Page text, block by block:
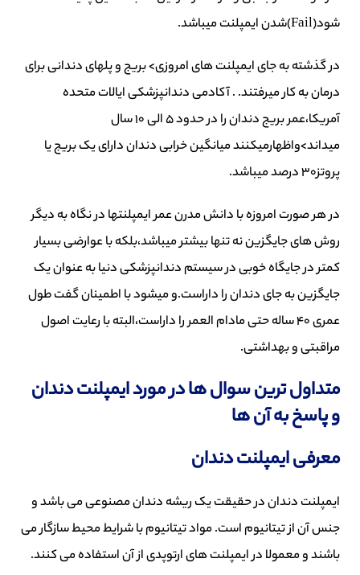
شود(Fail)شدن ایمپلنت میباشد.
در گذشته به جای ایمپلنت های امروزی> بریج و پلهای دندانی برای
درمان به کار میرفتند. . آکادمی دندانپزشکی ایالات متحده
آمریکا،عمر بریج دندان را در حدود 5 الی 10 سال
میداند>واظهارمیکنند میانگین خرابی دندان دارای یک بریج یا
پروتز30 درصد میباشد.
در هر صورت امروزه با دانش مدرن عمر ایمپلنتها در نگاه به دیگر
روش های جایگزین نه تنها بیشتر میباشد،بلکه با عوارضی بسیار
کمتر در جایگاه خوبی در سیستم دندانپزشکی دنیا به عنوان یک
جایگزین به جای دندان را داراست.و میشود با اطمینان گفت طول
عمری 40 ساله حتی مادام العمر را داراست،البته با رعایت اصول
مراقبتی و بهداشتی.
متداول ترین سوال ها در مورد ایمپلنت دندان
و پاسخ به آن ها
معرفی ایمپلنت دندان
ایمپلنت دندان در حقیقت یک ریشه دندان مصنوعی می باشد و
جنس آن از تیتانیوم است. مواد تیتانیوم با شرایط محیط سازگار می
باشند و معمولا در ایمپلنت های ارتوپدی از آن استفاده می کنند.